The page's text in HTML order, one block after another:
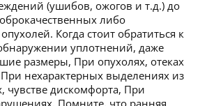
(ушибов, ожогов и т.д.) до
либо
Когда стоит обратиться к
уплотнений, даже
размеры, При опухолях, отеках
нехарактерных выделениях из
чувстве дискомфорта, При
Помните, что ранняя